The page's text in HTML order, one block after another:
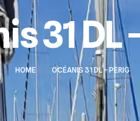
31 DL
HOME > OCÉANIS 31 DL – PERIG